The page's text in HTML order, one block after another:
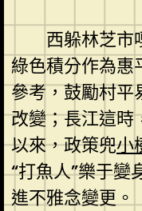
西躲林芝市
綠色積分作為惠
參考，鼓勵村平
改變；長江這時
以來，政策兜小
“打魚人”樂于變
進不雅念變更。